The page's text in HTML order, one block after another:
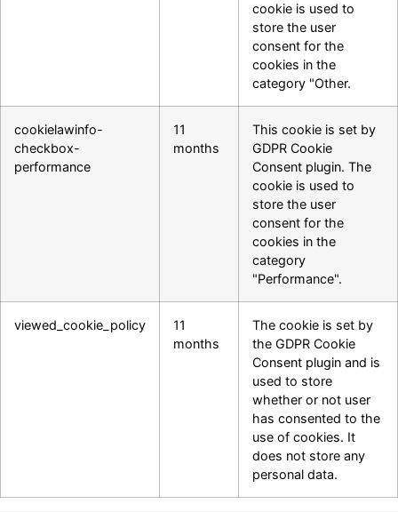
cookie is used to
store the user
consent for the
cookies in the
category "Other.
cookielawinfo-
checkbox-
performance
11
months
This cookie is set by
GDPR Cookie
Consent plugin. The
cookie is used to
store the user
consent for the
cookies in the
category
"Performance".
viewed_cookie_policy
11
months
The cookie is set by
the GDPR Cookie
Consent plugin and is
used to store
whether or not user
has consented to the
use of cookies. It
does not store any
personal data.